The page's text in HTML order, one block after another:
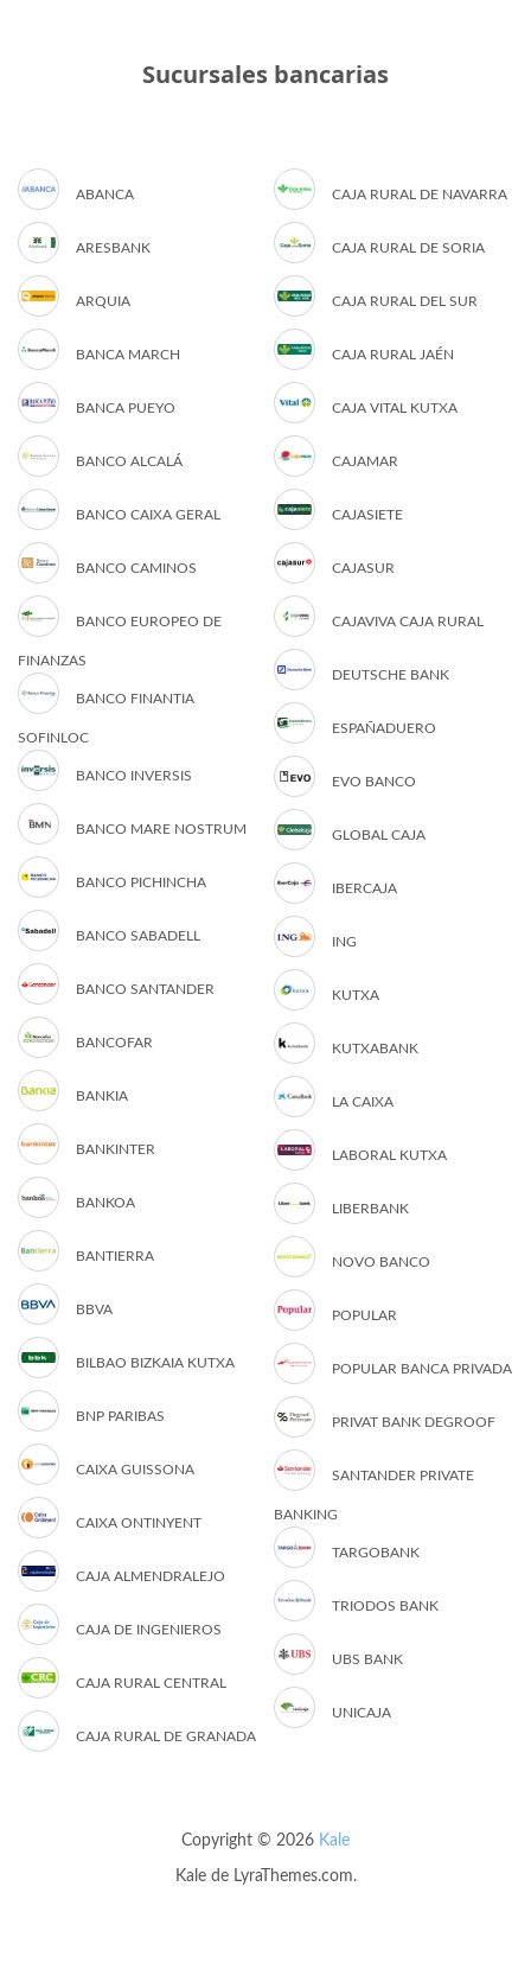
Sucursales bancarias
ABANCA
ARESBANK
ARQUIA
BANCA MARCH
BANCA PUEYO
BANCO ALCALÁ
BANCO CAIXA GERAL
BANCO CAMINOS
BANCO EUROPEO DE
FINANZAS
BANCO FINANTIA
SOFINLOC
BANCO INVERSIS
BANCO MARE NOSTRUM
BANCO PICHINCHA
BANCO SABADELL
BANCO SANTANDER
BANCOFAR
BANKIA
BANKINTER
BANKOA
BANTIERRA
BBVA
BILBAO BIZKAIA KUTXA
BNP PARIBAS
CAIXA GUISSONA
CAIXA ONTINYENT
CAJA ALMENDRALEJO
CAJA DE INGENIEROS
CAJA RURAL CENTRAL
CAJA RURAL DE GRANADA
CAJA RURAL DE NAVARRA
CAJA RURAL DE SORIA
CAJA RURAL DEL SUR
CAJA RURAL JAÉN
CAJA VITAL KUTXA
CAJAMAR
CAJASIETE
CAJASUR
CAJAVIVA CAJA RURAL
DEUTSCHE BANK
ESPAÑADUERO
EVO BANCO
GLOBAL CAJA
IBERCAJA
ING
KUTXA
KUTXABANK
LA CAIXA
LABORAL KUTXA
LIBERBANK
NOVO BANCO
POPULAR
POPULAR BANCA PRIVADA
PRIVAT BANK DEGROOF
SANTANDER PRIVATE
BANKING
TARGOBANK
TRIODOS BANK
UBS BANK
UNICAJA
Copyright © 2026 Kale
Kalede LyraThemes.com.